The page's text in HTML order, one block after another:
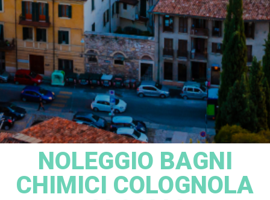
NOLEGGIO BAGNI
CHIMICI COLOGNOLA